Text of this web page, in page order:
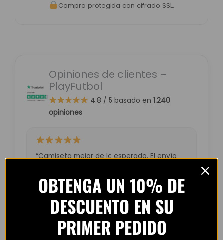
Compra protegida con cifrado SSL.
Opiniones de clientes –
PlayFutbol
4.8 / 5 basado en 1.240
opiniones
“Camiseta mejor de lo esperado. El envío
Volveré a comprar seguro.”
— Laura M. (España)
OBTENGA UN 10% DE
DESCUENTO EN SU
PRIMER PEDIDO